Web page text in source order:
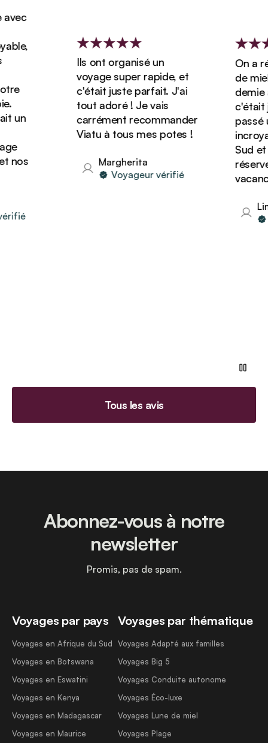
Ils ont organisé un
voyage super rapide, et
c'était juste parfait. J'ai
tout adoré ! Je vais
carrément recommander
Viatu à tous mes potes !
Margherita
Voyageur vérifié
On a
de miel
demie
c'était
passé
Sud et
Tous les avis
Voyages par pays
Voyages en Afrique du Sud
Voyages en Botswana
Voyages en Eswatini
Voyages en Kenya
Voyages en Madagascar
Voyages en Maurice
Voyages par thématique
Voyages Adapté aux familles
Voyages Big 5
Voyages Conduite autonome
Voyages Éco-luxe
Voyages Lune de miel
Voyages Plage
Abonnez-vous à notre
newsletter
Promis, pas de spam.